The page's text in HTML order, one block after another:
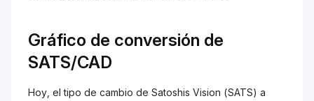
Gráfico de conversión de
SATS/CAD
Hoy, el tipo de cambio de Satoshis Vision (SATS) a